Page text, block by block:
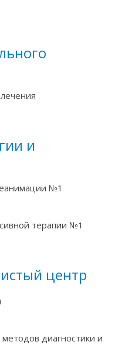
и
№1
терапии №1
центр
диагностики и